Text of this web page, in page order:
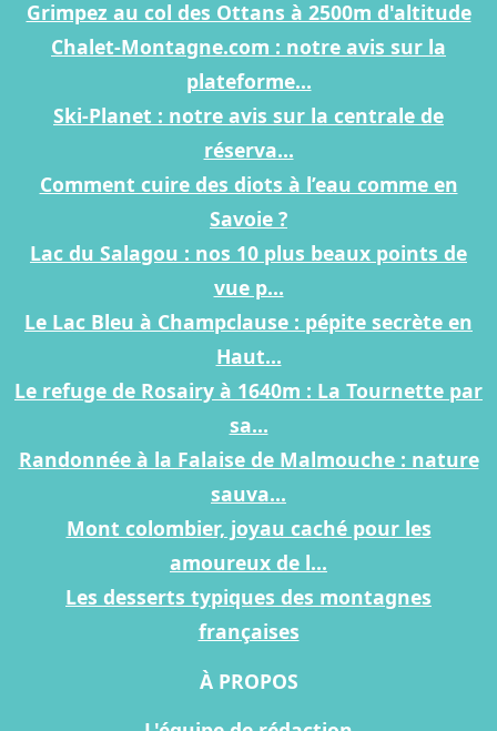
Grimpez au col des Ottans à 2500m d'altitude
Chalet-Montagne.com : notre avis sur la
plateforme...
Ski-Planet : notre avis sur la centrale de
réserva...
Comment cuire des diots à l’eau comme en
Savoie ?
Lac du Salagou : nos 10 plus beaux points de
vue p...
Le Lac Bleu à Champclause : pépite secrète en
Haut...
Le refuge de Rosairy à 1640m : La Tournette par
sa...
Randonnée à la Falaise de Malmouche : nature
sauva...
Mont colombier, joyau caché pour les
amoureux de l...
Les desserts typiques des montagnes
françaises
À PROPOS